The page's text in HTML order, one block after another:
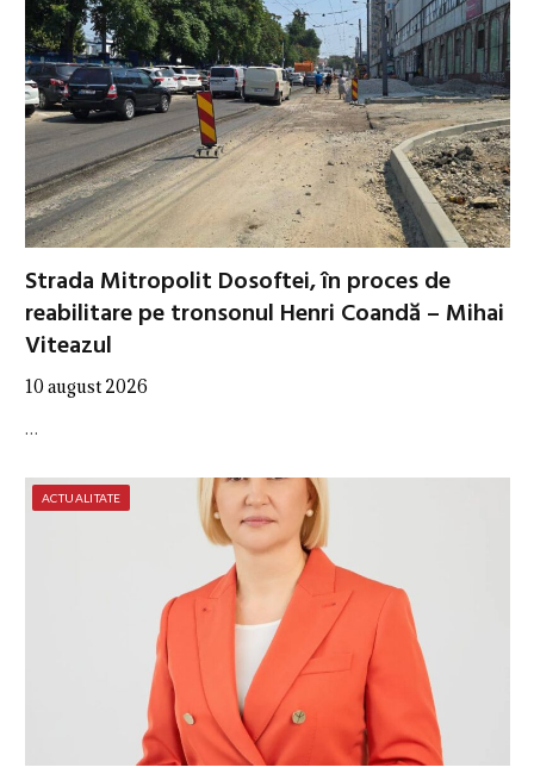
Strada Mitropolit Dosoftei, în proces de
reabilitare pe tronsonul Henri Coandă – Mihai
Viteazul
10 august 2026
…
ACTUALITATE